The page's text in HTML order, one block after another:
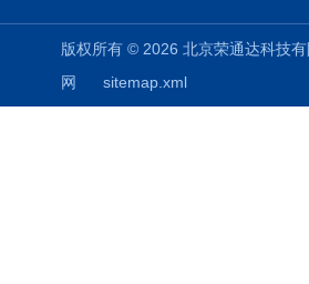
版权所有 © 2026 北京荣通达科
网
sitemap.xml